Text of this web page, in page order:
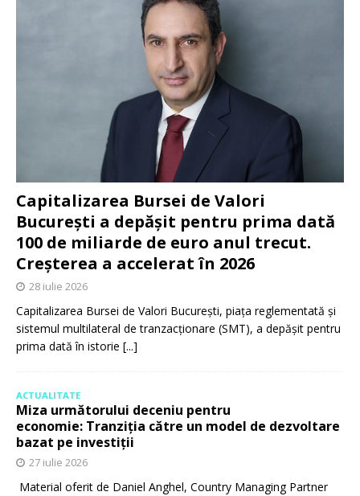
Capitalizarea Bursei de Valori
București a depășit pentru prima dată
100 de miliarde de euro anul trecut.
Creșterea a accelerat în 2026
28 iulie 2026
Capitalizarea Bursei de Valori București, piața reglementată și
sistemul multilateral de tranzacționare (SMT), a depășit pentru
prima dată în istorie [...]
ACTUALITATE
Miza următorului deceniu pentru
economie: Tranziția către un model de dezvoltare
bazat pe investiții
27 iulie 2026
Material oferit de Daniel Anghel, Country Managing Partner